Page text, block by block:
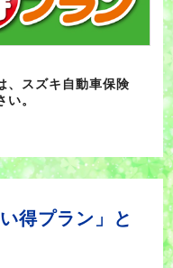
、スズキ自動車保険
い。
得プラン」と